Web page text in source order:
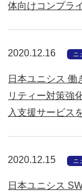
体向けコンプラ
2020.12.16 ニ
日本ユニシス 働
リティー対策強
入支援サービス
2020.12.15 ニ
日本ユニシス